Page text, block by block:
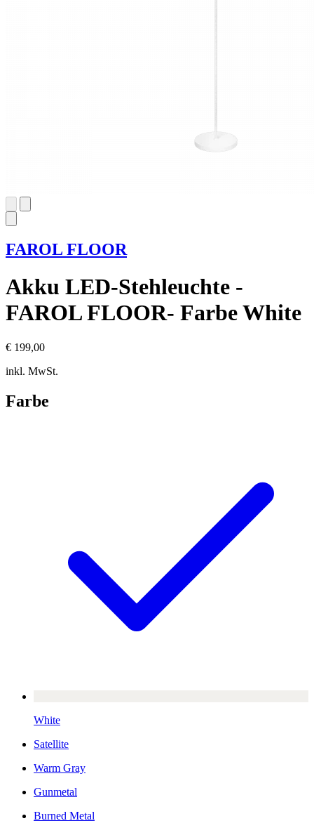
FAROL FLOOR
Akku LED-Stehleuchte -
FAROL FLOOR- Farbe White
€ 199,00
inkl. MwSt.
Farbe
White
Satellite
Warm Gray
Gunmetal
Burned Metal